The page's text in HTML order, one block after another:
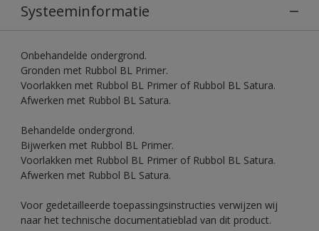
Systeeminformatie
Onbehandelde ondergrond.
Gronden met Rubbol BL Primer.
Voorlakken met Rubbol BL Primer of Rubbol BL Satura.
Afwerken met Rubbol BL Satura.
Behandelde ondergrond.
Bijwerken met Rubbol BL Primer.
Voorlakken met Rubbol BL Primer of Rubbol BL Satura.
Afwerken met Rubbol BL Satura.
Voor gedetailleerde toepassingsinstructies verwijzen wij
naar het technische documentatieblad van dit product.